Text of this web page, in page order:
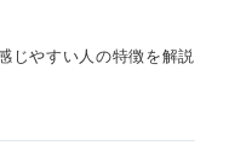
じやすい人の特徴を解説